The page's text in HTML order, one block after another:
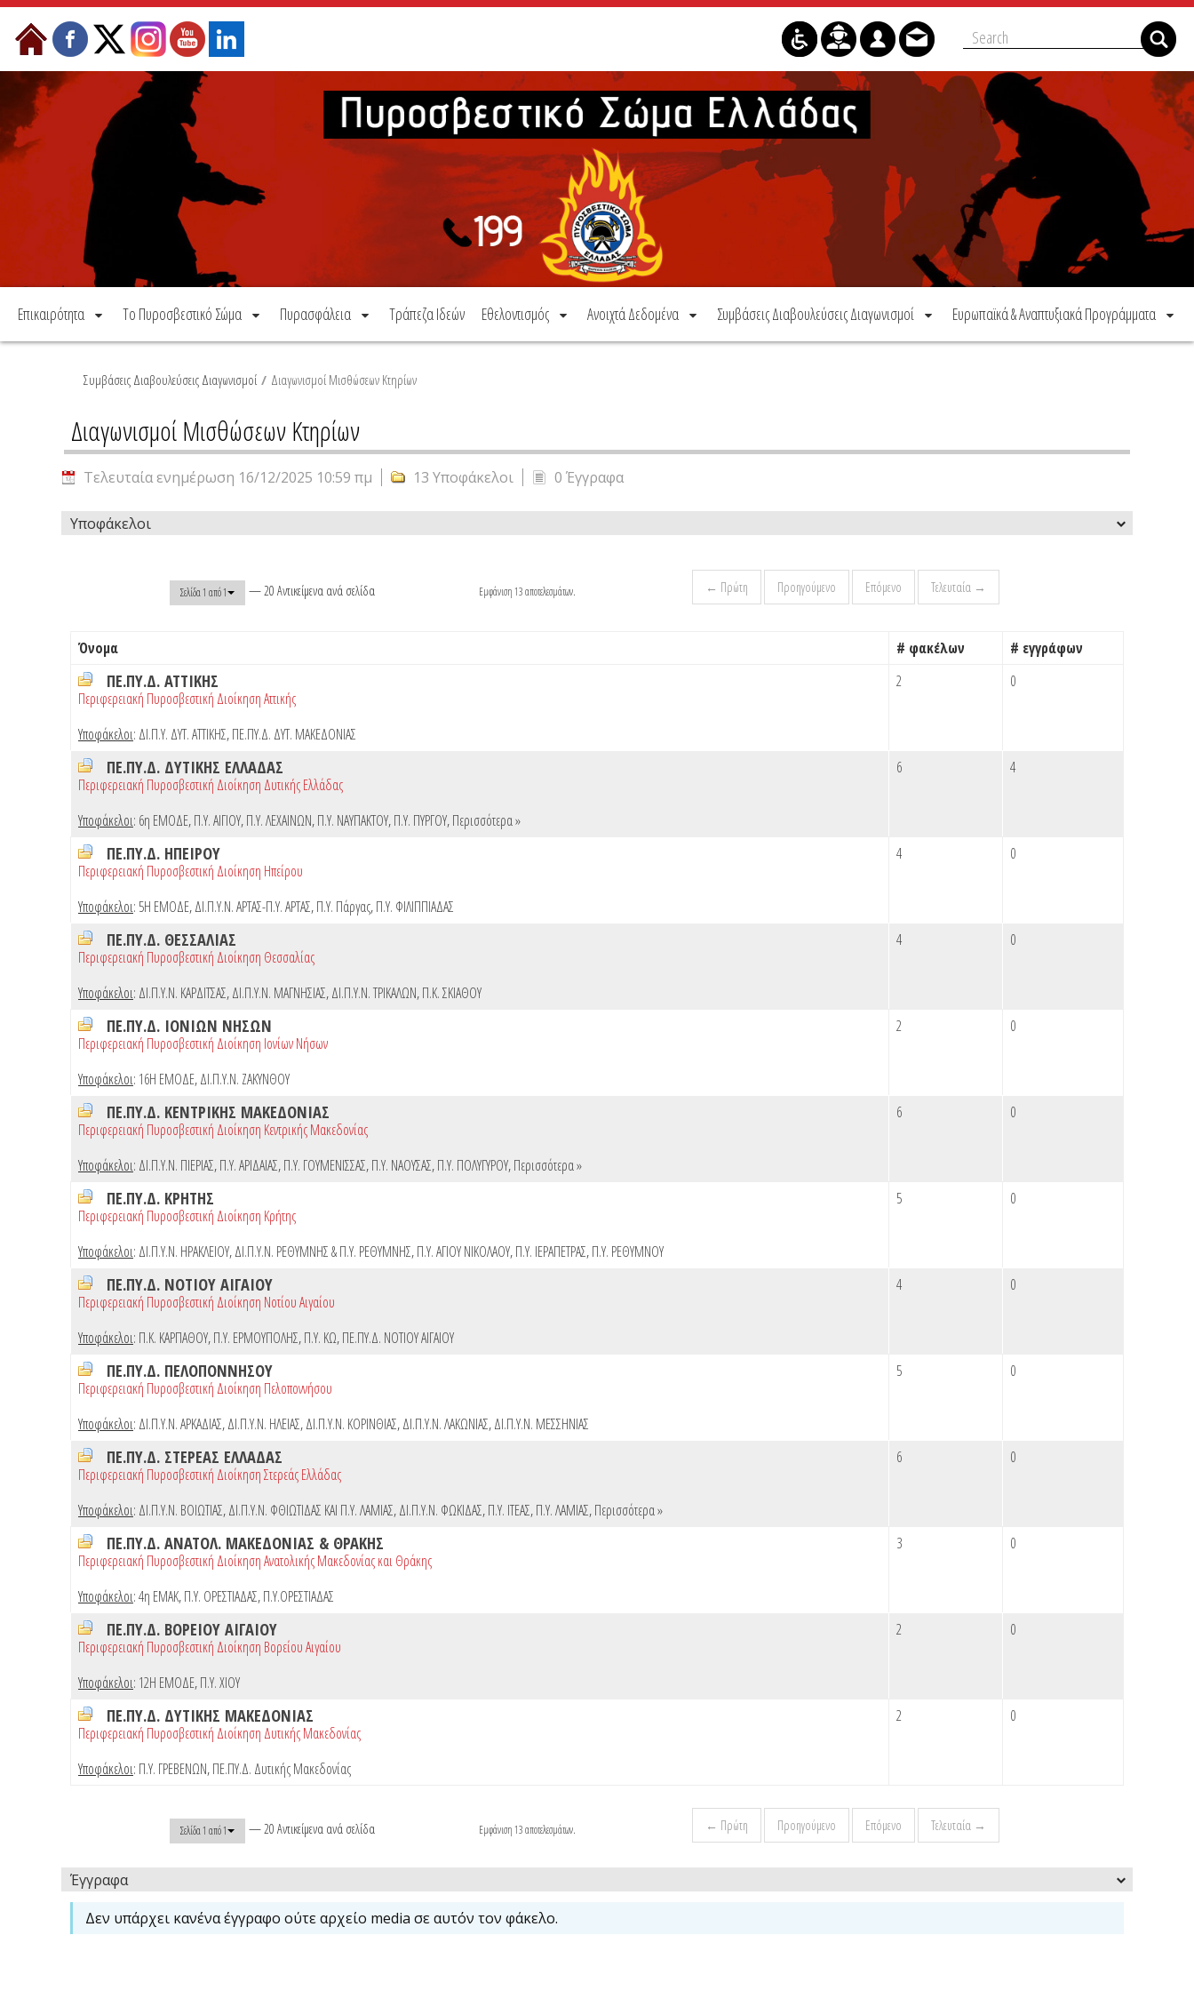
Μετάβαση στο περιεχόμενο
Επικαιρότητα Το Πυροσβεστικό Σώμα Πυρασφάλεια Τράπεζα Ιδεών Εθελοντισμός Ανοιχτά Δεδομένα Συμβάσεις Διαβουλεύσεις Διαγωνισμοί Ευρωπαϊκά & Αναπτυξιακά Προγράμματα
Συμβάσεις Διαβουλεύσεις Διαγωνισμοί / Διαγωνισμοί Μισθώσεων Κτηρίων
Διαγωνισμοί Μισθώσεων Κτηρίων
Τελευταία ενημέρωση 16/12/2025 10:59 πμ 13 Υποφάκελοι 0 Έγγραφα
Υποφάκελοι
Σελίδα 1 από 1 — 20 Αντικείμενα ανά σελίδα Εμφάνιση 13 αποτελεσμάτων. ← Πρώτη Προηγούμενο Επόμενο Τελευταία →
Όνομα # φακέλων # εγγράφων
ΠΕ.ΠΥ.Δ. ΑΤΤΙΚΗΣ
Περιφερειακή Πυροσβεστική Διοίκηση Αττικής
Υποφάκελοι: ΔΙ.Π.Υ. ΔΥΤ. ΑΤΤΙΚΗΣ,ΠΕ.ΠΥ.Δ. ΔΥΤ. ΜΑΚΕΔΟΝΙΑΣ
2 0
ΠΕ.ΠΥ.Δ. ΔΥΤΙΚΗΣ ΕΛΛΑΔΑΣ
Περιφερειακή Πυροσβεστική Διοίκηση Δυτικής Ελλάδας
Υποφάκελοι: 6η ΕΜΟΔΕ,Π.Υ. ΑΙΓΙΟΥ,Π.Υ. ΛΕΧΑΙΝΩΝ,Π.Υ. ΝΑΥΠΑΚΤΟΥ,Π.Υ. ΠΥΡΓΟΥ,Περισσότερα »
6 4
ΠΕ.ΠΥ.Δ. ΗΠΕΙΡΟΥ
Περιφερειακή Πυροσβεστική Διοίκηση Ηπείρου
Υποφάκελοι: 5Η ΕΜΟΔΕ,ΔΙ.Π.Υ.Ν. ΑΡΤΑΣ-Π.Υ. ΑΡΤΑΣ,Π.Υ. Πάργας,Π.Υ. ΦΙΛΙΠΠΙΑΔΑΣ
4 0
ΠΕ.ΠΥ.Δ. ΘΕΣΣΑΛΙΑΣ
Περιφερειακή Πυροσβεστική Διοίκηση Θεσσαλίας
Υποφάκελοι: ΔΙ.Π.Υ.Ν. ΚΑΡΔΙΤΣΑΣ,ΔΙ.Π.Υ.Ν. ΜΑΓΝΗΣΙΑΣ,ΔΙ.Π.Υ.Ν. ΤΡΙΚΑΛΩΝ,Π.Κ. ΣΚΙΑΘΟΥ
4 0
ΠΕ.ΠΥ.Δ. ΙΟΝΙΩΝ ΝΗΣΩΝ
Περιφερειακή Πυροσβεστική Διοίκηση Ιονίων Νήσων
Υποφάκελοι: 16Η ΕΜΟΔΕ,ΔΙ.Π.Υ.Ν. ΖΑΚΥΝΘΟΥ
2 0
ΠΕ.ΠΥ.Δ. ΚΕΝΤΡΙΚΗΣ ΜΑΚΕΔΟΝΙΑΣ
Περιφερειακή Πυροσβεστική Διοίκηση Κεντρικής Μακεδονίας
Υποφάκελοι: ΔΙ.Π.Υ.Ν. ΠΙΕΡΙΑΣ,Π.Υ. ΑΡΙΔΑΙΑΣ,Π.Υ. ΓΟΥΜΕΝΙΣΣΑΣ,Π.Υ. ΝΑΟΥΣΑΣ,Π.Υ. ΠΟΛΥΓΥΡΟΥ,Περισσότερα »
6 0
ΠΕ.ΠΥ.Δ. ΚΡΗΤΗΣ
Περιφερειακή Πυροσβεστική Διοίκηση Κρήτης
Υποφάκελοι: ΔΙ.Π.Υ.Ν. ΗΡΑΚΛΕΙΟΥ,ΔΙ.Π.Υ.Ν. ΡΕΘΥΜΝΗΣ & Π.Υ. ΡΕΘΥΜΝΗΣ,Π.Υ. ΑΓΙΟΥ ΝΙΚΟΛΑΟΥ,Π.Υ. ΙΕΡΑΠΕΤΡΑΣ,Π.Υ. ΡΕΘΥΜΝΟΥ
5 0
ΠΕ.ΠΥ.Δ. ΝΟΤΙΟΥ ΑΙΓΑΙΟΥ
Περιφερειακή Πυροσβεστική Διοίκηση Νοτίου Αιγαίου
Υποφάκελοι: Π.Κ. ΚΑΡΠΑΘΟΥ,Π.Υ. ΕΡΜΟΥΠΟΛΗΣ,Π.Υ. ΚΩ,ΠΕ.ΠΥ.Δ. ΝΟΤΙΟΥ ΑΙΓΑΙΟΥ
4 0
ΠΕ.ΠΥ.Δ. ΠΕΛΟΠΟΝΝΗΣΟΥ
Περιφερειακή Πυροσβεστική Διοίκηση Πελοποννήσου
Υποφάκελοι: ΔΙ.Π.Υ.Ν. ΑΡΚΑΔΙΑΣ,ΔΙ.Π.Υ.Ν. ΗΛΕΙΑΣ,ΔΙ.Π.Υ.Ν. ΚΟΡΙΝΘΙΑΣ,ΔΙ.Π.Υ.Ν. ΛΑΚΩΝΙΑΣ,ΔΙ.Π.Υ.Ν. ΜΕΣΣΗΝΙΑΣ
5 0
ΠΕ.ΠΥ.Δ. ΣΤΕΡΕΑΣ ΕΛΛΑΔΑΣ
Περιφερειακή Πυροσβεστική Διοίκηση Στερεάς Ελλάδας
Υποφάκελοι: ΔΙ.Π.Υ.Ν. ΒΟΙΩΤΙΑΣ,ΔΙ.Π.Υ.Ν. ΦΘΙΩΤΙΔΑΣ ΚΑΙ Π.Υ. ΛΑΜΙΑΣ,ΔΙ.Π.Υ.Ν. ΦΩΚΙΔΑΣ,Π.Υ. ΙΤΕΑΣ,Π.Υ. ΛΑΜΙΑΣ,Περισσότερα »
6 0
ΠΕ.ΠΥ.Δ. ΑΝΑΤΟΛ. ΜΑΚΕΔΟΝΙΑΣ & ΘΡΑΚΗΣ
Περιφερειακή Πυροσβεστική Διοίκηση Ανατολικής Μακεδονίας και Θράκης
Υποφάκελοι:4η ΕΜΑΚ,Π.Υ. ΟΡΕΣΤΙΑΔΑΣ,Π.Υ.ΟΡΕΣΤΙΑΔΑΣ
3 0
ΠΕ.ΠΥ.Δ. ΒΟΡΕΙΟΥ ΑΙΓΑΙΟΥ
Περιφερειακή Πυροσβεστική Διοίκηση Βορείου Αιγαίου
Υποφάκελοι: 12Η ΕΜΟΔΕ,Π.Υ. ΧΙΟΥ
2 0
ΠΕ.ΠΥ.Δ. ΔΥΤΙΚΗΣ ΜΑΚΕΔΟΝΙΑΣ
Περιφερειακή Πυροσβεστική Διοίκηση Δυτικής Μακεδονίας
Υποφάκελοι: Π.Υ. ΓΡΕΒΕΝΩΝ,ΠΕ.ΠΥ.Δ. Δυτικής Μακεδονίας
2 0
Σελίδα 1 από 1 — 20 Αντικείμενα ανά σελίδα Εμφάνιση 13 αποτελεσμάτων. ← Πρώτη Προηγούμενο Επόμενο Τελευταία →
Έγγραφα
Δεν υπάρχει κανένα έγγραφο ούτε αρχείο media σε αυτόν τον φάκελο.